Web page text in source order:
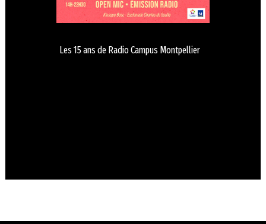
Les 15 ans de Radio Campus Montpellier